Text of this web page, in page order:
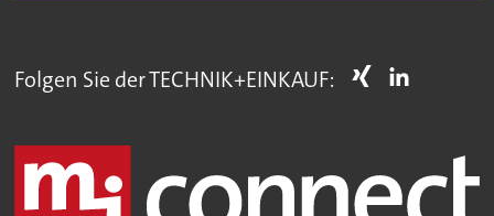
Folgen Sie der TECHNIK+EINKAUF: